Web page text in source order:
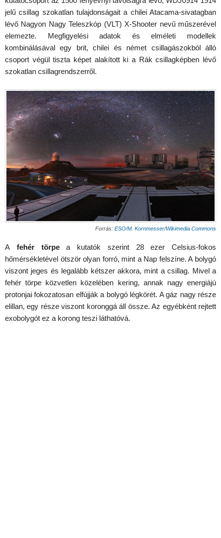
jelű csillag szokatlan tulajdonságait a chilei Atacama-sivatagban
lévő Nagyon Nagy Teleszkóp (VLT) X-Shooter nevű műszerével
elemezte. Megfigyelési adatok és elméleti modellek
kombinálásával egy brit, chilei és német csillagászokból álló
csoport végül tiszta képet alakított ki a Rák csillagképben lévő
szokatlan csillagrendszerről.
Forrás: ESO/M. Kornmesser/Wikimedia Commons
A fehér törpea kutatók szerint 28 ezer Celsius-fokos
hőmérsékletével ötször olyan forró, mint a Nap felszíne. A bolygó
viszont jeges és legalább kétszer akkora, mint a csillag. Mivel a
fehér törpe közvetlen közelében kering, annak nagy energiájú
protonjai fokozatosan elfújják a bolygó légkörét. A gáz nagy része
elillan, egy része viszont koronggá áll össze. Az egyébként rejtett
exobolygót ez a korong teszi láthatóvá.